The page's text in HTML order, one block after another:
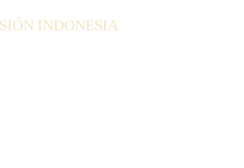
INDONESIA